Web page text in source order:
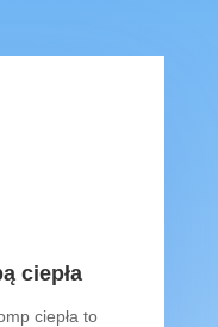
ciepła
ciepła to